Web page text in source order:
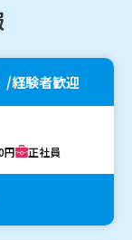
/経験者歓迎
円 正社員